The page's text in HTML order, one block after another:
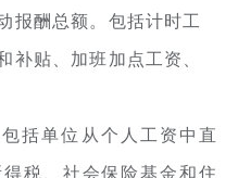
报酬总额。包括计时工
补贴、加班加点工资、
括单位从个人工资中直
税、社会保险基金和住